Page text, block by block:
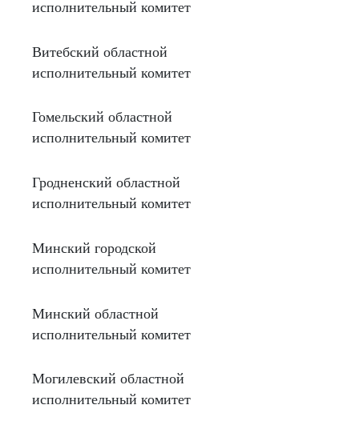
исполнительный комитет
Витебский областной
исполнительный комитет
Гомельский областной
исполнительный комитет
Гродненский областной
исполнительный комитет
Минский городской
исполнительный комитет
Минский областной
исполнительный комитет
Могилевский областной
исполнительный комитет